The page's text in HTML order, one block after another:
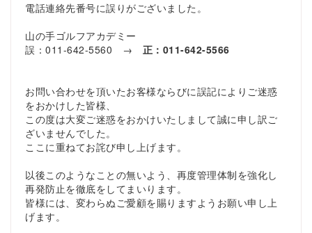
電話連絡先番号に誤りがございました。
山の手ゴルフアカデミー
誤：011-642-5560 → 正：011-642-5566
お問い合わせを頂いたお客様ならびに誤記によりご迷惑
をおかけした皆様、
この度は大変ご迷惑をおかけいたしまして誠に申し訳ご
ざいませんでした。
ここに重ねてお詫び申し上げます。
以後このようなことの無いよう、再度管理体制を強化し
再発防止を徹底をしてまいります。
皆様には、変わらぬご愛顧を賜りますようお願い申し上
げます。